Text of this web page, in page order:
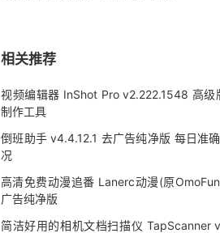
相关推荐
视频编辑器 InShot Pro v2.222.1548 高级
制作工具
倒班助手 v4.4.12.1 去广告纯净版 每日准
况
高清免费动漫追番 Lanerc动漫(原
广告纯净版
简洁好用的相机文档扫描仪 TapScanner